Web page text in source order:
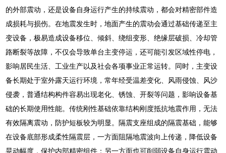
的外部震动，还是设备自身运行产生的持续震动，都会对精密部件造
成损耗与损伤。在地震发生时，地面产生的震动会通过基础传递至主
变设备，极易造成设备移位、倾斜、绕组变形、绝缘层破损、冷却管
路断裂等故障，不仅会导致单台主变停运，还可能引发区域性停电，
影响居民生活、工业生产以及社会各项事业正常运转。同时，主变设
备长期处于室外露天运行环境，常年经受温差变化、风雨侵蚀、风沙
侵袭，普通结构构件容易出现老化、锈蚀、开裂等问题，影响设备基
础的长期使用性能。传统刚性基础依靠结构刚度抵抗地震作用，无法
有效隔离震动，防护短板较为明显。隔震支座组成的隔震基础，能够
在设备底部形成柔性隔震层，一方面阻隔地震波向上传递，降低设备
晃动幅度，保护内部精密组件；另一方面也可削弱设备自身运行震动